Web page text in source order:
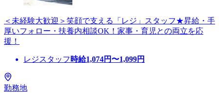
＜未経験大歓迎＞笑顔で支える「レジ」スタッフ★昇給・手
厚いフォロー・扶養内相談OK！家事・育児との両立を応
援！
レジスタッフ 時給1,074円〜1,099円
勤務地